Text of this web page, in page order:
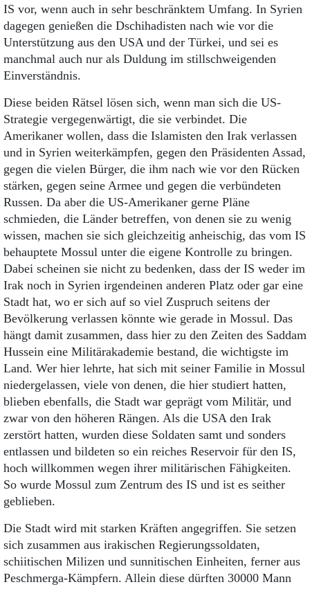
IS vor, wenn auch in sehr beschränktem Umfang. In Syrien
dagegen genießen die Dschihadisten nach wie vor die
Unterstützung aus den USA und der Türkei, und sei es
manchmal auch nur als Duldung im stillschweigenden
Einverständnis.
Diese beiden Rätsel lösen sich, wenn man sich die US-
Strategie vergegenwärtigt, die sie verbindet. Die
Amerikaner wollen, dass die Islamisten den Irak verlassen
und in Syrien weiterkämpfen, gegen den Präsidenten Assad,
gegen die vielen Bürger, die ihm nach wie vor den Rücken
stärken, gegen seine Armee und gegen die verbündeten
Russen. Da aber die US-Amerikaner gerne Pläne
schmieden, die Länder betreffen, von denen sie zu wenig
wissen, machen sie sich gleichzeitig anheischig, das vom IS
behauptete Mossul unter die eigene Kontrolle zu bringen.
Dabei scheinen sie nicht zu bedenken, dass der IS weder im
Irak noch in Syrien irgendeinen anderen Platz oder gar eine
Stadt hat, wo er sich auf so viel Zuspruch seitens der
Bevölkerung verlassen könnte wie gerade in Mossul. Das
hängt damit zusammen, dass hier zu den Zeiten des Saddam
Hussein eine Militär­akademie bestand, die wichtigste im
Land. Wer hier lehrte, hat sich mit seiner Familie in Mossul
niedergelassen, viele von denen, die hier studiert hatten,
blieben ebenfalls, die Stadt war geprägt vom Militär, und
zwar von den höheren Rängen. Als die USA den Irak
zerstört hatten, wurden diese Soldaten samt und sonders
entlassen und bildeten so ein reiches Reservoir für den IS,
hoch willkommen wegen ihrer militärischen Fähigkeiten.
So wurde Mossul zum Zentrum des IS und ist es seither
geblieben.
Die Stadt wird mit starken Kräften angegriffen. Sie setzen
sich zusammen aus irakischen Regierungssoldaten,
schiitischen Milizen und sunnitischen Einheiten, ferner aus
Peschmerga-Kämpfern. Allein diese dürften 30000 Mann